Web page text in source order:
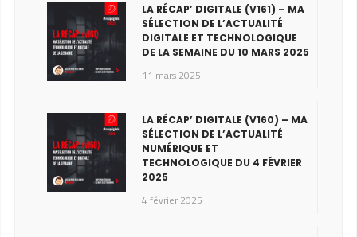
LA RÉCAP’ DIGITALE (V161) – MA
SÉLECTION DE L’ACTUALITÉ
DIGITALE ET TECHNOLOGIQUE
DE LA SEMAINE DU 10 MARS 2025
11 mars 2025
LA RÉCAP’ DIGITALE (V160) – MA
SÉLECTION DE L’ACTUALITÉ
NUMÉRIQUE ET
TECHNOLOGIQUE DU 4 FÉVRIER
2025
4 février 2025